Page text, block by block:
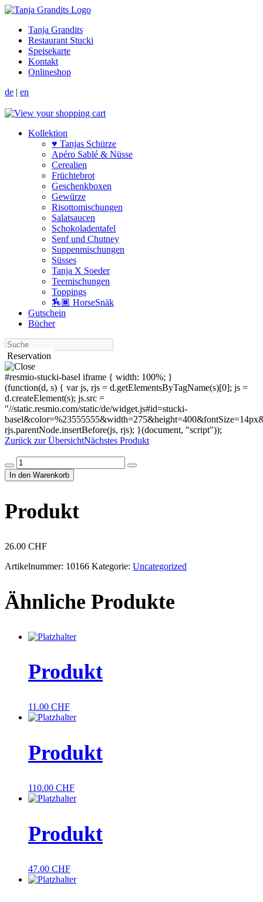
Tanja Grandits
Restaurant Stucki
Speisekarte
Kontakt
Onlineshop
de | en
Kollektion
♥ Tanjas Schürze
Apéro Sablé & Nüsse
Cerealien
Früchtebrot
Geschenkboxen
Gewürze
Risotto­mischungen
Salat­saucen
Schokoladen­tafel
Senf und Chutney
Suppen­mischungen
Süsses
Tanja X Soeder
Tee­mischungen
Toppings
🏇🏿 HorseSnäk
Gutschein
Bücher
Suche
Reservation
#resmio-stucki-basel iframe { width: 100%; }
(function(d, s) { var js, rjs = d.getElementsByTagName(s)[0]; js =
d.createElement(s); js.src =
"//static.resmio.com/static/de/widget.js#id=stucki-
rjs.parentNode.insertBefore(js, rjs); }(document, "script"));
Zurück zur ÜbersichtNächstes Produkt
Produkt
Menge
In den Warenkorb
Produkt
26.00 CHF
Artikelnummer: 10166 Kategorie: Uncategorized
Ähnliche Produkte
Produkt
11.00 CHF
Produkt
110.00 CHF
Produkt
47.00 CHF